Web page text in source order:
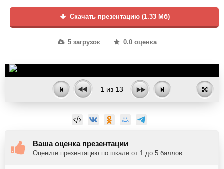
Скачать презентацию (1.33 Мб)
5 загрузок 0.0 оценка
1 из 13
Ваша оценка презентации
Оцените презентацию по шкале от 1 до 5 баллов